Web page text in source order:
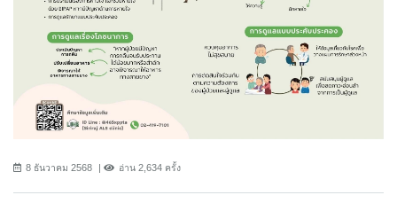
8 ธันวาคม 2568 อ่าน 2,634 ครั้ง